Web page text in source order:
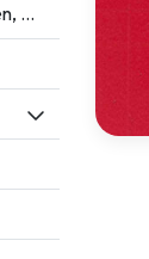
Teflonbeschichtete Tischdecken, 160 und 180 cm breit